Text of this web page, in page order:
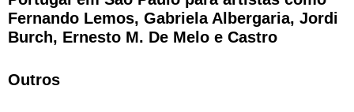
Fernando Lemos, Gabriela Albergaria, Jordi
Burch, Ernesto M. De Melo e Castro
Outros